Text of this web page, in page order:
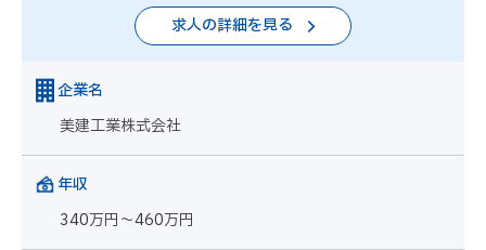
求人の詳細を見る
企業名
美建工業株式会社
年収
340万円～460万円